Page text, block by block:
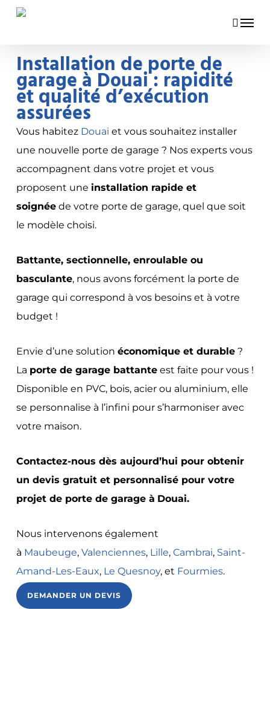
Skip
content
Menu
Installation de porte de
garage à Douai : rapidité
et qualité d’exécution
assurées
Vous habitez Douai et vous souhaitez installer
une nouvelle porte de garage ? Nos experts vous
accompagnent dans votre projet et vous
proposent une installation rapide et
soignéede votre porte de garage, quel que soit
le modèle choisi.
Battante, sectionnelle, enroulable ou
basculante, nous avons forcément la porte de
garage qui correspond à vos besoins et à votre
budget !
Envie d’une solution économique et durable?
La porte de garage battanteest faite pour vous !
Disponible en PVC, bois, acier ou aluminium, elle
se personnalise à l’infini pour s’harmoniser avec
votre maison.
Contactez-nous dès aujourd’hui pour obtenir
un devis gratuit et personnalisé pour votre
projet de porte de garage à Douai.
Nous intervenons également
à Maubeuge, Valenciennes, Lille, Cambrai, Saint-
Amand-Les-Eaux, Le Quesnoy,et Fourmies.
DEMANDER UN DEVIS